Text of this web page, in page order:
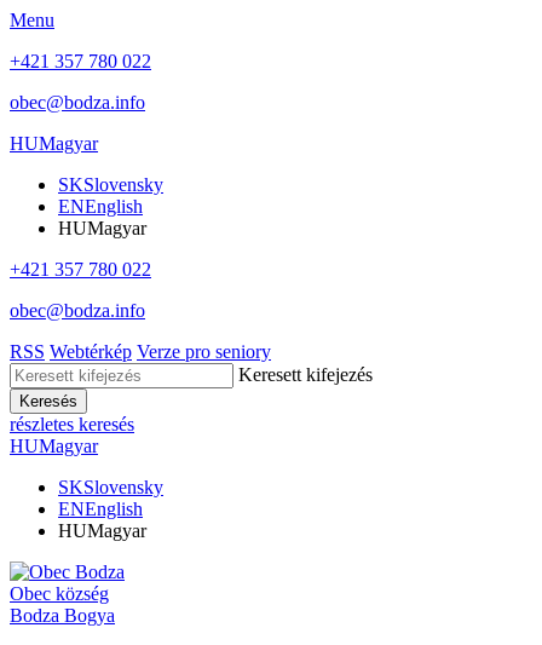
Menu
+421 357 780 022
obec@bodza.info
HUMagyar
SKSlovensky
ENEnglish
HUMagyar
+421 357 780 022
obec@bodza.info
RSS Webtérkép Verze pro seniory
Keresett kifejezés
Keresés
részletes keresés
HUMagyar
SKSlovensky
ENEnglish
HUMagyar
Obec község
Bodza Bogya